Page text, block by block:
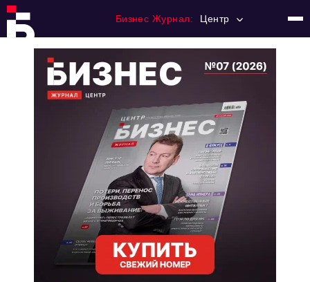
Бизнес Журнал: Центр
Регулирование
Премия "Тульский Бизнес"
История тульского предпринимательства